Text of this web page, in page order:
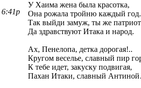
6:41p
У Хаима жена была красотка,
Она рожала тройню каждый год.
Так выйди замуж, ты же
Да здравствуют Итака и народ.
Ах, Пенелопа, детка дорогая!..
Кругом веселье, славный пир
К тебе идет, закуску подвигая,
Пахан Итаки, славный